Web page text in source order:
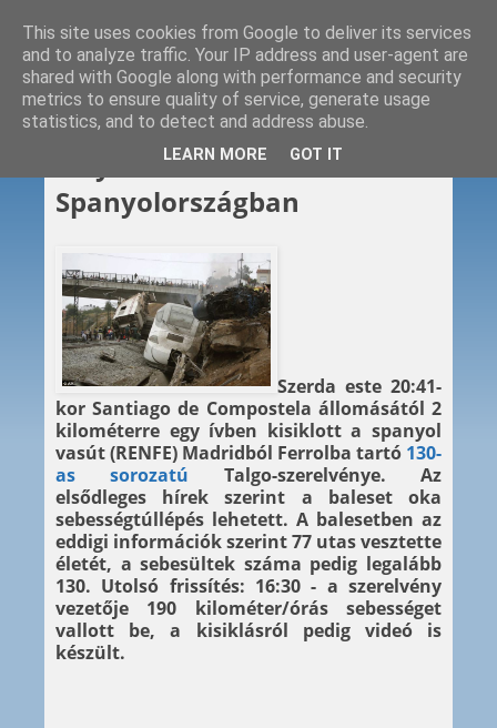
2013. 07. 25.
Súlyos vasúti baleset
Spanyolországban
Szerda este 20:41-
kor Santiago de Compostela állomásától 2
kilométerre egy ívben kisiklott a spanyol
vasút (RENFE) Madridból Ferrolba tartó 130-
as sorozatú Talgo-szerelvénye. Az
elsődleges hírek szerint a baleset oka
sebességtúllépés lehetett. A balesetben az
eddigi információk szerint 77 utas vesztette
életét, a sebesültek száma pedig legalább
130. Utolsó frissítés: 16:30 - a szerelvény
vezetője 190 kilométer/órás sebességet
vallott be, a kisiklásról pedig videó is
készült.
This site uses cookies from Google to deliver its services
and to analyze traffic. Your IP address and user-agent are
shared with Google along with performance and security
metrics to ensure quality of service, generate usage
statistics, and to detect and address abuse.
LEARN MORE GOT IT